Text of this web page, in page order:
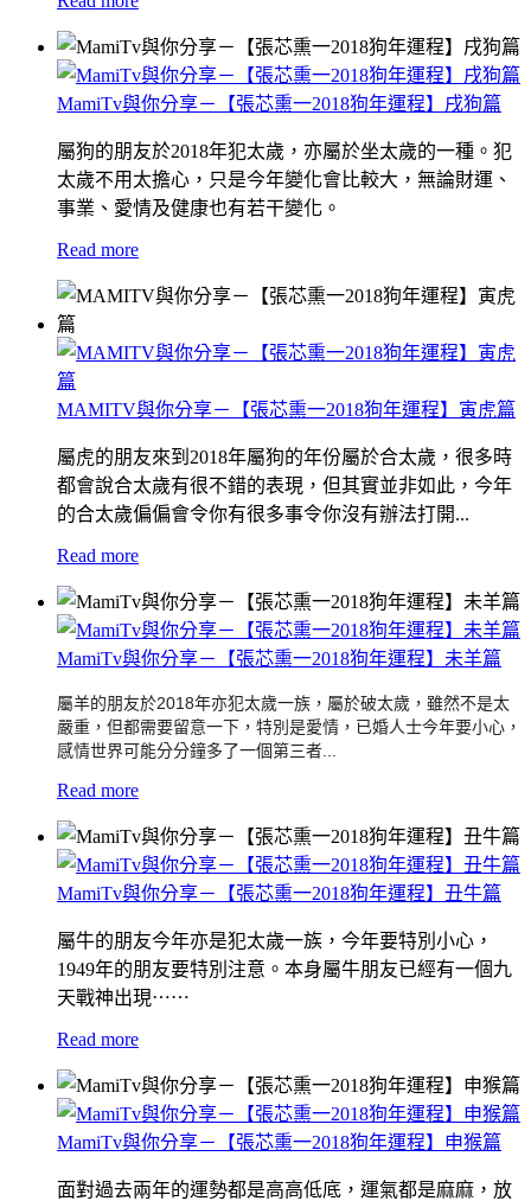
MamiTv與你分享－【張芯熏一2018狗年運程】戌狗篇
屬狗的朋友於2018年犯太歲，亦屬於坐太歲的一種。犯
太歲不用太擔心，只是今年變化會比較大，無論財運、
事業、愛情及健康也有若干變化。
Read more
MAMITV與你分享－【張芯熏一2018狗年運程】寅虎篇
屬虎的朋友來到2018年屬狗的年份屬於合太歲，很多時
都會說合太歲有很不錯的表現，但其實並非如此，今年
的合太歲偏偏會令你有很多事令你沒有辦法打開...
Read more
MamiTv與你分享－【張芯熏一2018狗年運程】未羊篇
屬羊的朋友於2018年亦犯太歲一族，屬於破太歲， 雖然不是太
嚴重，但都需要留意一下，特別是愛情， 已婚人士今年要小心，
感情世界可能分分鐘多了一個第三者...
Read more
MamiTv與你分享－【張芯熏一2018狗年運程】丑牛篇
屬牛的朋友今年亦是犯太歲一族，今年要特別小心，
1949年的朋友要特別注意。本身屬牛朋友已經有一個九
天戰神出現⋯⋯
Read more
MamiTv與你分享－【張芯熏一2018狗年運程】申猴篇
面對過去兩年的運勢都是高高低底，運氣都是麻麻，放